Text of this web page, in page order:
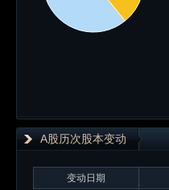
A股历次股本变动
变动日期